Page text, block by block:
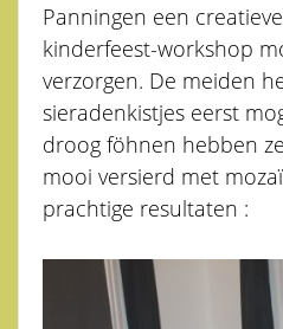
Panningen een
kinderfeest-workshop
verzorgen. De meiden
sieradenkistjes eerst
droog föhnen hebben
mooi versierd met
prachtige resultaten :